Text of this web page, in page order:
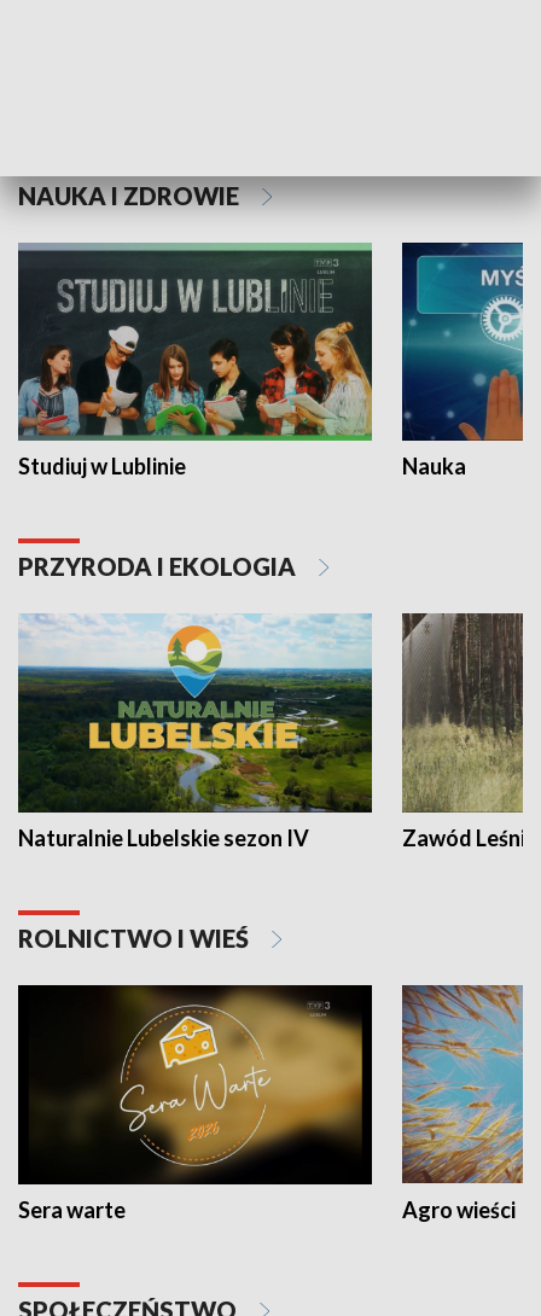
NAUKA I ZDROWIE
Studiuj w Lublinie Nauka
PRZYRODA I EKOLOGIA
Naturalnie Lubelskie sezon IV Zawód Leśnik
ROLNICTWO I WIEŚ
Sera warte Agro wieści
SPOŁECZEŃSTWO